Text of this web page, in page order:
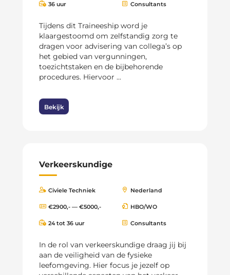
36 uur Consultants
Tijdens dit Traineeship word je
klaargestoomd om zelfstandig zorg te
dragen voor advisering van collega’s op
het gebied van vergunningen,
toezichtstaken en de bijbehorende
procedures. Hiervoor ...
Bekijk
Verkeerskundige
Civiele Techniek Nederland
€2900,- — €5000,- HBO/WO
24 tot 36 uur Consultants
In de rol van verkeerskundige draag jij bij
aan de veiligheid van de fysieke
leefomgeving. Hier focus je jezelf op